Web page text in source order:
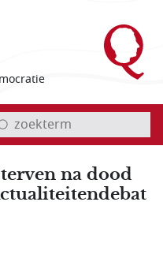
zoekterm
na dood